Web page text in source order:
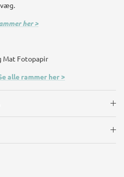
her >
Mat Fotopapir
alle rammer her >